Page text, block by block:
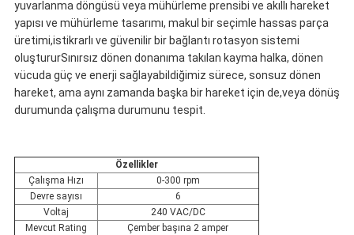
yuvarlanma döngüsü veya mühürleme prensibi ve akıllı hareket
yapısı ve mühürleme tasarımı, makul bir seçimle hassas parça
üretimi,istikrarlı ve güvenilir bir bağlantı rotasyon sistemi
oluştururSınırsız dönen donanıma takılan kayma halka, dönen
vücuda güç ve enerji sağlayabildiğimiz sürece, sonsuz dönen
hareket, ama aynı zamanda başka bir hareket için de,veya dönüş
durumunda çalışma durumunu tespit.
Özellikler
Çalışma Hızı
0-300 rpm
Devre sayısı
6
Voltaj
240 VAC/DC
Mevcut Rating
Çember başına 2 amper